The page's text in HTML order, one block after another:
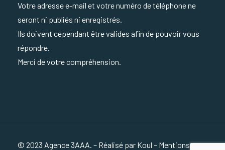
Votre adresse e-mail et votre numéro de téléphone ne
seront ni publiés ni enregistrés.
Ils doivent cependant être valides afin de pouvoir vous
répondre.
Merci de votre compréhension.
© 2023 Agence 3AAA. – Réalisé par Koul – Mentions